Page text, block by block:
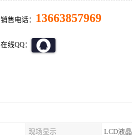
销售电话： 13663857969
在线QQ：
现场显示 LCD液